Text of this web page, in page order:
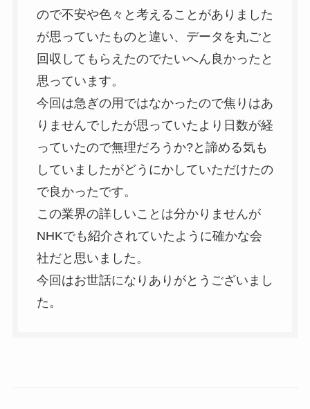
ので不安や色々と考えることがありました
が思っていたものと違い、データを丸ごと
回収してもらえたのでたいへん良かったと
思っています。
今回は急ぎの用ではなかったので焦りはあ
りませんでしたが思っていたより日数が経
っていたので無理だろうか?と諦める気も
していましたがどうにかしていただけたの
で良かったです。
この業界の詳しいことは分かりませんが
NHKでも紹介されていたように確かな会
社だと思いました。
今回はお世話になりありがとうございまし
た。